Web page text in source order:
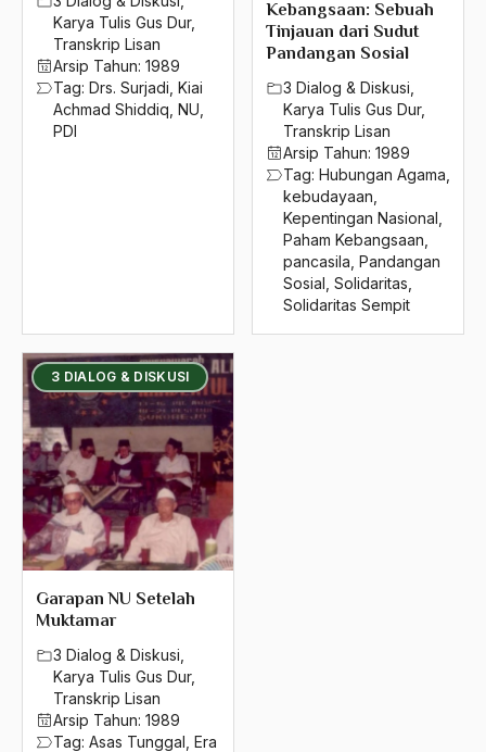
Karya Tulis Gus Dur,
Transkrip Lisan
Arsip Tahun: 1989
Tag: Drs. Surjadi Kiai
Achmad Shiddiq NU
PDI
Kebangsaan: Sebuah
Tinjauan dari Sudut
Pandangan Sosial
3 Dialog & Diskusi
Karya Tulis Gus Dur,
Transkrip Lisan
Arsip Tahun: 1989
Tag: Hubungan Agama
kebudayaan
Kepentingan Nasional
Paham Kebangsaan
pancasila Pandangan
Sosial Solidaritas
Solidaritas Sempit
3 DIALOG & DISKUSI
Garapan NU Setelah
Muktamar
3 Dialog & Diskusi
Karya Tulis Gus Dur,
Transkrip Lisan
Arsip Tahun: 1989
Tag: Asas Tunggal Era